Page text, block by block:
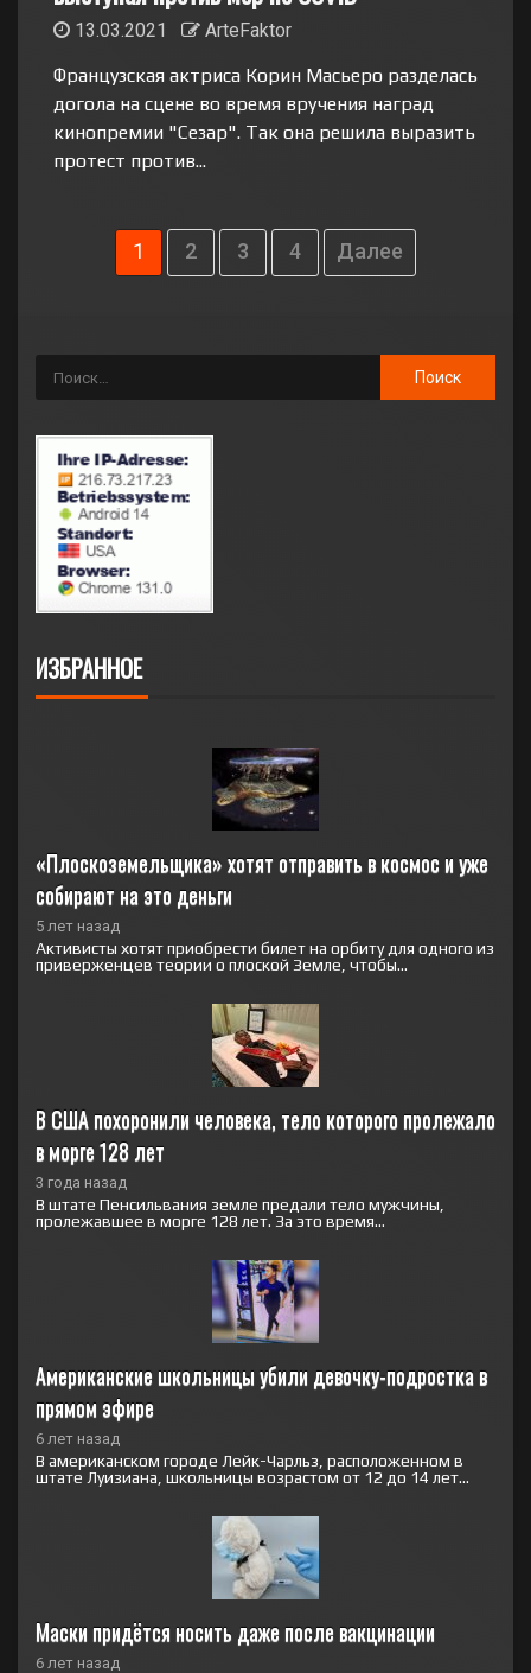
13.03.2021
ArteFaktor
Французская актриса Корин Масьеро разделась
догола на сцене во время вручения наград
кинопремии "Сезар". Так она решила выразить
протест против...
1 2 3 4 Далее
ИЗБРАННОЕ
«Плоскоземельщика» хотят отправить в космос и уже
собирают на это деньги
5 лет назад
Активисты хотят приобрести билет на орбиту для одного из
приверженцев теории о плоской Земле, чтобы...
В США похоронили человека, тело которого пролежало
в морге 128 лет
3 года назад
В штате Пенсильвания земле предали тело мужчины,
пролежавшее в морге 128 лет. За это время...
Американские школьницы убили девочку-подростка в
прямом эфире
6 лет назад
В американском городе Лейк-Чарльз, расположенном в
штате Луизиана, школьницы возрастом от 12 до 14 лет...
Маски придётся носить даже после вакцинации
6 лет назад